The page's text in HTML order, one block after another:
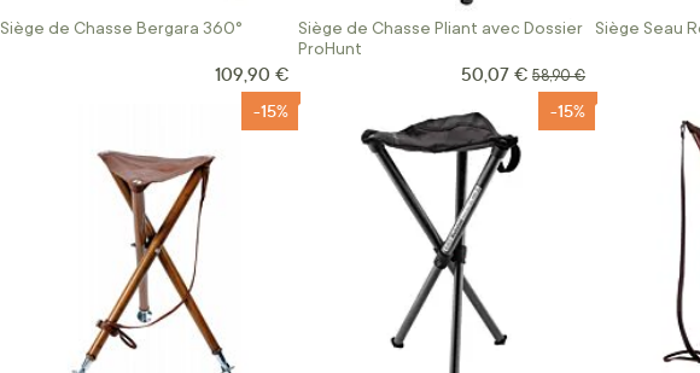
Siège de Chasse Bergara 360°
109,90 €
Siège de Chasse Pliant avec Dossier
ProHunt
Prix Spécial
50,07 € Prix normal
58,90 €
Siège Seau
-15% -15%